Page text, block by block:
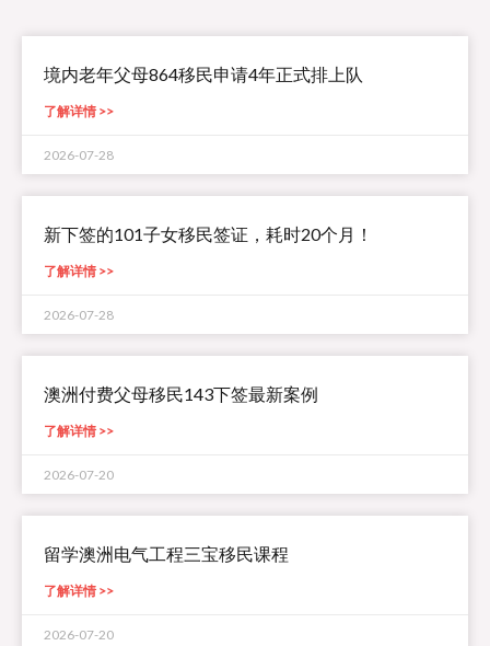
境内老年父母864移民申请4年正式排上队
了解详情 >>
2026-07-28
新下签的101子女移民签证，耗时20个月！
了解详情 >>
2026-07-28
澳洲付费父母移民143下签最新案例
了解详情 >>
2026-07-20
留学澳洲电气工程三宝移民课程
了解详情 >>
2026-07-20